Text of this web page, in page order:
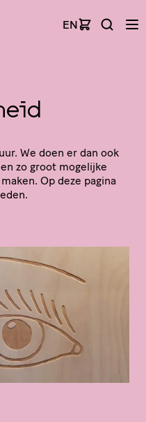
EN
We doen er dan ook
zo groot mogelijke
Op deze pagina